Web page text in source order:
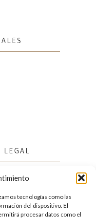
tecnologías como las
del dispositivo. El
procesar datos como el